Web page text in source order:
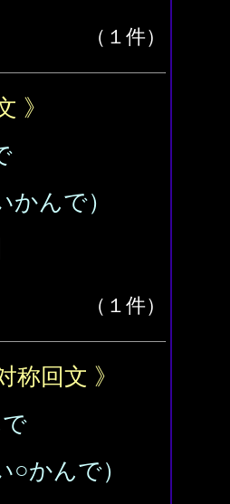
（１件）
》
かんで）
（１件）
称回文 》
○かんで）